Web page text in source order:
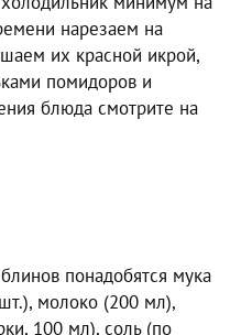
нарезаем на
их красной икрой,
помидоров и
блюда смотрите на
понадобятся мука
молоко (200 мл),
100 мл), соль (по